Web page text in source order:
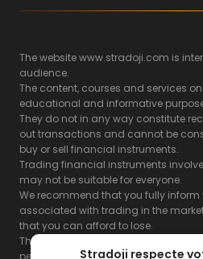
Stradoji respecte
The website www.stradoji.com is
audience.
The content, courses and services
educational and informative
They do not in any way constitute
out transactions and cannot be
buy or sell financial instruments.
Trading financial instruments
may not be suitable for everyone.
We recommend that you fully inform
associated with trading in the
that you can afford to lose.
The Stradoji site does not guarantee